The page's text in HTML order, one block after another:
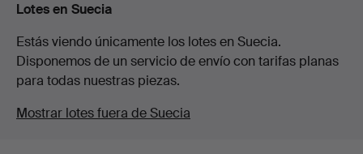
Lotes en Suecia
Estás viendo únicamente los lotes en Suecia.
Disponemos de un servicio de envío con tarifas planas
para todas nuestras piezas.
Mostrar lotes fuera de Suecia